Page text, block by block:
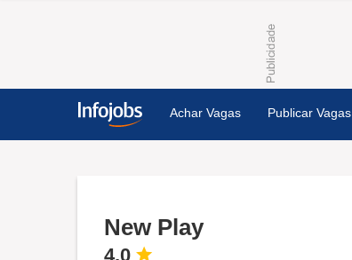
Achar Vagas Publicar Vagas
New Play
4,0